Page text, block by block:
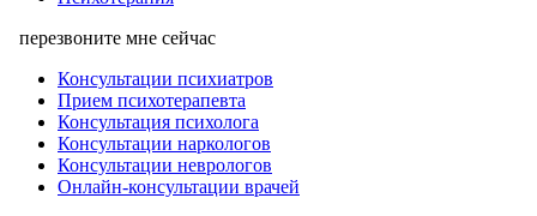
перезвоните мне сейчас
Консультации психиатров
Прием психотерапевта
Консультация психолога
Консультации наркологов
Консультации неврологов
Онлайн-консультации врачей